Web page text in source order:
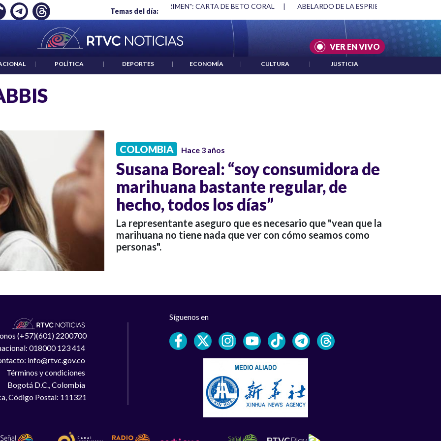
Temas del día:
EMPLEO: JP MORGAN "HABLAR NO ES UN CRIMEN": CARTA DE BETO CORAL | ABELARDO DE LA ESPRIELLA Y DMG
VER EN VIVO
| POLÍTICA | DEPORTES | ECONOMÍA | CULTURA | JUSTICIA
COLOMBIA Hace 3 años
Susana Boreal: “soy consumidora de
marihuana bastante regular, de
hecho, todos los días”
La representante aseguro que es necesario que "vean que la
marihuana no tiene nada que ver con cómo seamos como
personas".
(+57)(601) 2200700
018000 123 414
info@rtvc.gov.co
Términos y condiciones
Bogotá D.C., Colombia
Código Postal: 111321
Síguenos en